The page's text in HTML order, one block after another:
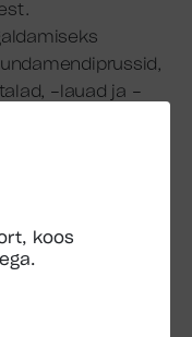
koos
-lauad ja -
jms).
ei kuulu.